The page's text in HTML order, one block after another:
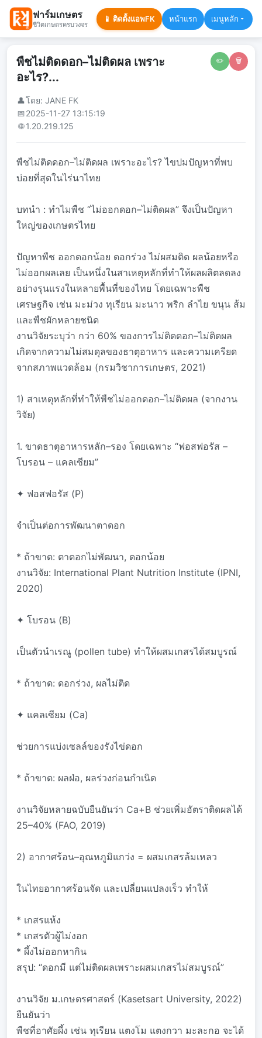
ฟาร์มเกษตร
ชีวิตเกษตรครบวงจร
📱 ติดตั้งแอพFK หน้าแรก เมนูหลัก
✏️ 🗑️
พืชไม่ติดดอก–ไม่ติดผล เพราะ
อะไร?...
👤โดย: JANE FK
📅2025-11-27 13:15:19
🌐 1.20.219.125
พืชไม่ติดดอก–ไม่ติดผล เพราะอะไร? ไขปมปัญหาที่พบ
บ่อยที่สุดในไร่นาไทย
บทนำ : ทำไมพืช “ไม่ออกดอก–ไม่ติดผล” จึงเป็นปัญหา
ใหญ่ของเกษตรไทย
ปัญหาพืช ออกดอกน้อย ดอกร่วง ไม่ผสมติด ผลน้อยหรือ
ไม่ออกผลเลย เป็นหนึ่งในสาเหตุหลักที่ทำให้ผลผลิตลดลง
อย่างรุนแรงในหลายพื้นที่ของไทย โดยเฉพาะพืช
เศรษฐกิจ เช่น มะม่วง ทุเรียน มะนาว พริก ลำไย ขนุน ส้ม
และพืชผักหลายชนิด
งานวิจัยระบุว่า กว่า 60% ของการไม่ติดดอก–ไม่ติดผล
เกิดจากความไม่สมดุลของธาตุอาหาร และความเครียด
จากสภาพแวดล้อม (กรมวิชาการเกษตร, 2021)
1) สาเหตุหลักที่ทำให้พืชไม่ออกดอก–ไม่ติดผล (จากงาน
วิจัย)
1. ขาดธาตุอาหารหลัก–รอง โดยเฉพาะ “ฟอสฟอรัส –
โบรอน – แคลเซียม”
✦ ฟอสฟอรัส (P)
จำเป็นต่อการพัฒนาตาดอก
* ถ้าขาด: ตาดอกไม่พัฒนา, ดอกน้อย
งานวิจัย: International Plant Nutrition Institute (IPNI,
2020)
✦ โบรอน (B)
เป็นตัวนำเรณู (pollen tube) ทำให้ผสมเกสรได้สมบูรณ์
* ถ้าขาด: ดอกร่วง, ผลไม่ติด
✦ แคลเซียม (Ca)
ช่วยการแบ่งเซลล์ของรังไข่ดอก
* ถ้าขาด: ผลฝ่อ, ผลร่วงก่อนกำเนิด
งานวิจัยหลายฉบับยืนยันว่า Ca+B ช่วยเพิ่มอัตราติดผลได้
25–40% (FAO, 2019)
2) อากาศร้อน–อุณหภูมิแกว่ง = ผสมเกสรล้มเหลว
ในไทยอากาศร้อนจัด และเปลี่ยนแปลงเร็ว ทำให้
* เกสรแห้ง
* เกสรตัวผู้ไม่งอก
* ผึ้งไม่ออกหากิน
สรุป: “ดอกมี แต่ไม่ติดผลเพราะผสมเกสรไม่สมบูรณ์”
งานวิจัย ม.เกษตรศาสตร์ (Kasetsart University, 2022)
ยืนยันว่า
พืชที่อาศัยผึ้ง เช่น ทุเรียน แตงโม แตงกวา มะละกอ จะได้